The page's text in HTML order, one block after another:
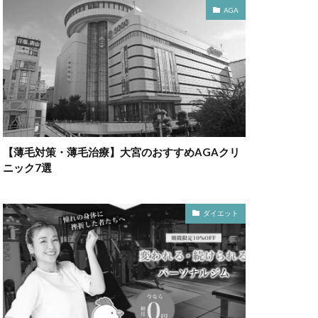
AGA
【薄毛対策・薄毛治療】大宮のおすすめAGAクリ
ニック7選
ダイエット